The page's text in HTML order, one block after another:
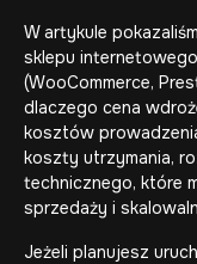
W artykule
sklepu
(WooCommerce,
dlaczego cena
kosztów
koszty utrzymania,
technicznego, które
sprzedaży i
Jeżeli planujesz